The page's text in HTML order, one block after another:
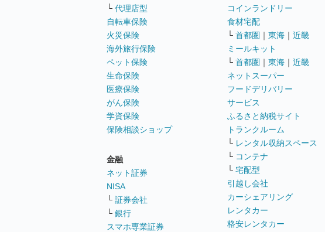
└ 代理店型
自転車保険
火災保険
海外旅行保険
ペット保険
生命保険
医療保険
がん保険
学資保険
保険相談ショップ
金融
ネット証券
NISA
└ 証券会社
└ 銀行
スマホ専業証券
コインランドリー
食材宅配
└ 首都圏 ｜ 東海 ｜ 近畿
ミールキット
└ 首都圏 ｜ 東海 ｜ 近畿
ネットスーパー
フードデリバリー
サービス
ふるさと納税サイト
トランクルーム
└ レンタル収納スペース
└ コンテナ
└ 宅配型
引越し会社
カーシェアリング
レンタカー
格安レンタカー